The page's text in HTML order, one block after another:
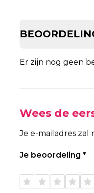
Er zijn nog geen
Wees de
Je e-mailadres
Je beoordeling *
de 5
de 5
de 5
de 5
de 5